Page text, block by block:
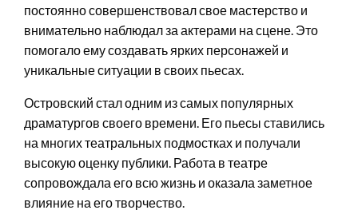
постоянно совершенствовал свое мастерство и
внимательно наблюдал за актерами на сцене. Это
помогало ему создавать ярких персонажей и
уникальные ситуации в своих пьесах.
Островский стал одним из самых популярных
драматургов своего времени. Его пьесы ставились
на многих театральных подмостках и получали
высокую оценку публики. Работа в театре
сопровождала его всю жизнь и оказала заметное
влияние на его творчество.